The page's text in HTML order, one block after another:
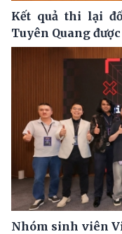
Kết quả thi lại
Tuyên Quang
Nhóm sinh viên